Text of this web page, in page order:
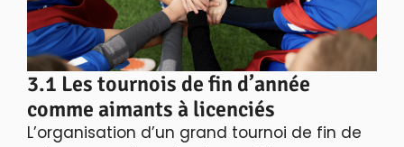
3.1 Les tournois de fin d’année
comme aimants à licenciés
L’organisation d’un grand tournoi de fin de